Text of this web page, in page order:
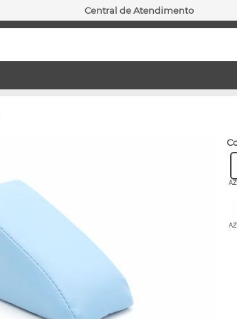
Central de Atendimento